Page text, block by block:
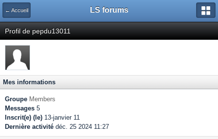
← Accueil LS forums
Profil de pepdu13011
Mes informations
Groupe Members
Messages 5
Inscrit(e) (le) 13-janvier 11
Dernière activité déc. 25 2024 11:27